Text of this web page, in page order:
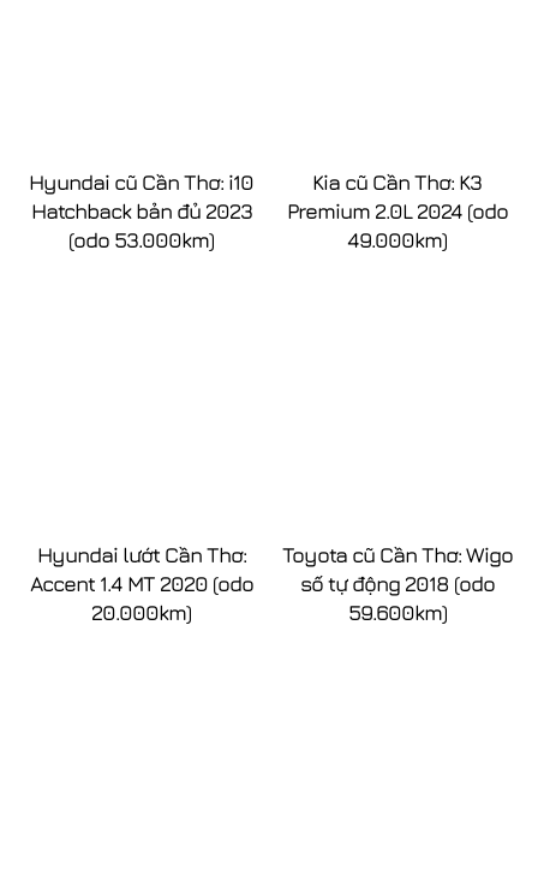
Hyundai cũ Cần Thơ: i10
Hatchback bản đủ 2023
(odo 53.000km)
Kia cũ Cần Thơ: K3
Premium 2.0L 2024 (odo
49.000km)
Hyundai lướt Cần Thơ:
Accent 1.4 MT 2020 (odo
20.000km)
Toyota cũ Cần Thơ: Wigo
số tự động 2018 (odo
59.600km)